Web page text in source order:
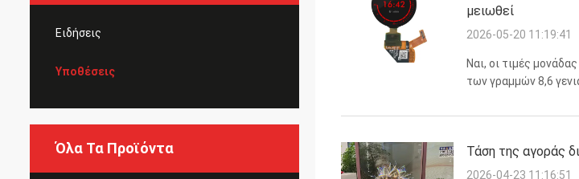
Ειδήσεις
Υποθέσεις
Όλα Τα Προϊόντα
μειωθεί
2026-05-20 11:19:41
Ναι, οι τιμές
των γραμμών 8,6
Τάση της αγοράς
2026-04-23 11:16:51